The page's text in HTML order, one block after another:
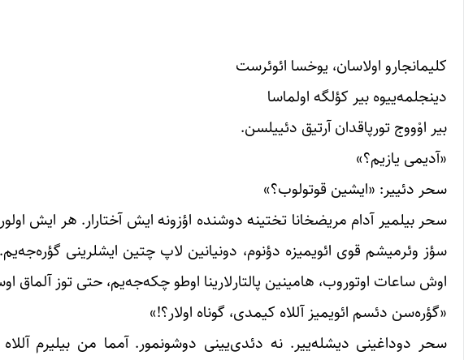
کلیمانجارو اولاسان، یوخسا ائوئرست
دینجلمه‌ییوه بیر کؤلگه اولماسا
بیر اوْووج تورپاقدان آرتیق دئییلسن.
«آدیمی یازیم؟»
سحر دئییر: «ایشین قوتولوب؟»
سحر بیلمیر آدام مریضخانا تختینه دوشنده اؤزونه ایش آختارار. هر ایش
سؤز وئرمیشم قوی ائویمیزه دؤنوم، دونیانین لاپ چتین ایشلرینی
اوش ساعات اوتوروب، هامینین پالتارلارینا اوطو چکه‌جه‌یم، حتی توز
«گؤره‌سن دئسم ائویمیز آللاه کیمدی، گوناه اولار؟!»
سحر دوداغینی دیشله‌ییر. نه دئدی‌یینی دوشونمور. آمما من بیلیرم آللاه